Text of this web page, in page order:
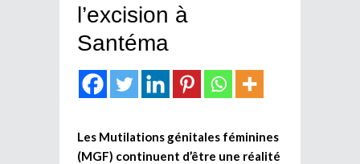
l’excision à
Santéma
Les Mutilations génitales féminines
(MGF) continuent d’être une réalité